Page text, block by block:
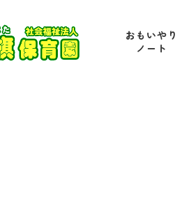
おもいやり
ノート